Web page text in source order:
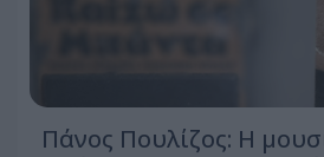
Πάνος Πουλίζος: Η